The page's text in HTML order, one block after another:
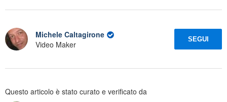
Michele Caltagirone
Video Maker
SEGUI
Questo articolo è stato curato e verificato da